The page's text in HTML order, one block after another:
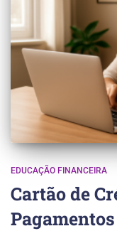
EDUCAÇÃO FINANCEIRA
Cartão de